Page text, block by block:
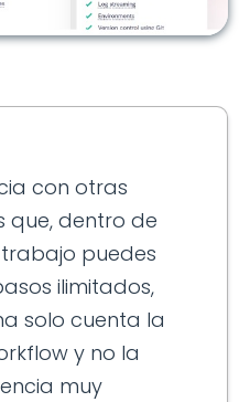
con otras
que, dentro de
puedes
ilimitados,
solo cuenta la
y no la
muy